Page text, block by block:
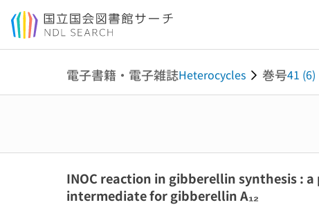
本文へ移動
電子書籍・電子雑誌Heterocycles 巻号41 (6)
INOC reaction in gibberellin synthesis :
intermediate for gibberellin A₁₂